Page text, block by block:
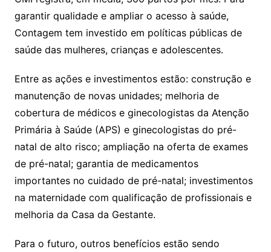
garantir qualidade e ampliar o acesso à saúde,
Contagem tem investido em políticas públicas de
saúde das mulheres, crianças e adolescentes.
Entre as ações e investimentos estão: construção e
manutenção de novas unidades; melhoria de
cobertura de médicos e ginecologistas da Atenção
Primária à Saúde (APS) e ginecologistas do pré-
natal de alto risco; ampliação na oferta de exames
de pré-natal; garantia de medicamentos
importantes no cuidado de pré-natal; investimentos
na maternidade com qualificação de profissionais e
melhoria da Casa da Gestante.
Para o futuro, outros benefícios estão sendo